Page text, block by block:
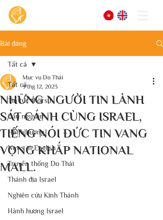
Bài đăng
Tất cả
Tin tức thời sự
Cầu nguyện
Hành hương
News in English
Truyền thống Do Thái
Thánh địa Israel
Nghiên cứu Kinh Thánh
Hành hương Israel
Tất cả
NHỮNG NGƯỜI TIN LÀNH
SÁT CÁNH CÙNG ISRAEL,
TIẾNG NÓI ĐỨC TIN VANG
VỌNG KHẮP NATIONAL
MALL.
Mục vụ Do Thái
9 thg 12, 2023